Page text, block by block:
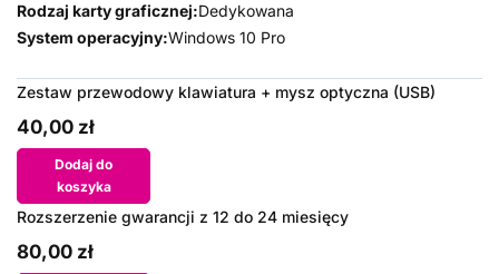
Rodzaj karty graficznej:Dedykowana
System operacyjny:Windows 10 Pro
Zestaw przewodowy klawiatura + mysz optyczna (USB)
40,00 zł
Dodaj do
koszyka
Rozszerzenie gwarancji z 12 do 24 miesięcy
80,00 zł